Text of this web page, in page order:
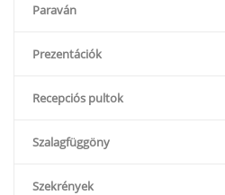
Paraván
Prezentációk
Recepciós pultok
Szalagfüggöny
Szekrények